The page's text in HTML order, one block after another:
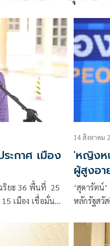
ะกาศ เมือง
ฉริยะ 36 พื้นที่ 25
เมือง เชื่อมั่น
14 สิงหาคม
'หญิงห
ผู้สูงอา
‘สุดารัตน์
หลักรัฐสวั
ประชาชน